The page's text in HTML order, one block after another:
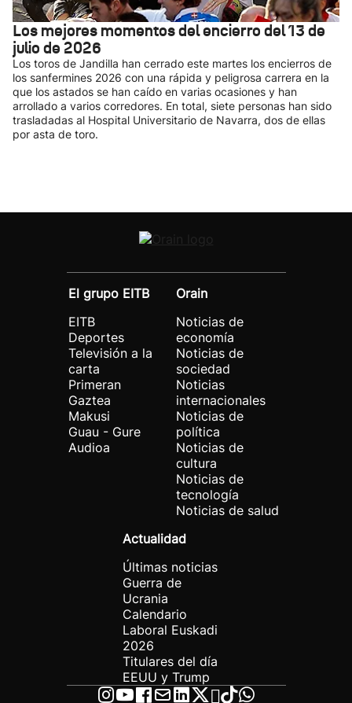
Los mejores momentos del encierro del 13 de
julio de 2026
Los toros de Jandilla han cerrado este martes los encierros de
los sanfermines 2026 con una rápida y peligrosa carrera en la
que los astados se han caído en varias ocasiones y han
arrollado a varios corredores. En total, siete personas han sido
trasladadas al Hospital Universitario de Navarra, dos de ellas
por asta de toro.
El grupo EITB
EITB
Deportes
Televisión a la
carta
Primeran
Gaztea
Makusi
Guau - Gure
Audioa
Orain
Noticias de
economía
Noticias de
sociedad
Noticias
internacionales
Noticias de
política
Noticias de
cultura
Noticias de
tecnología
Noticias de salud
Actualidad
Últimas noticias
Guerra de
Ucrania
Calendario
Laboral Euskadi
2026
Titulares del día
EEUU y Trump